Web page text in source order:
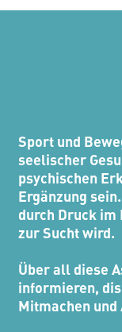
Sport und
seelischer
psychischen
Ergänzung
durch Druck im
zur Sucht wird.
Über all diese
informieren,
Mitmachen